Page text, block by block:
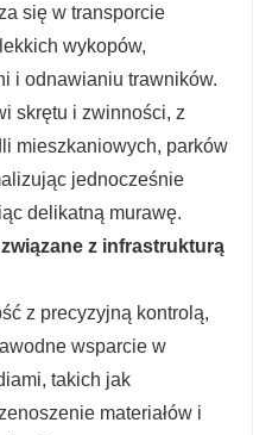
się w transporcie
wykopów,
i odnawianiu trawników.
skrętu i zwinności, z
mieszkaniowych, parków
jednocześnie
delikatną murawę.
z infrastrukturą
z precyzyjną kontrolą,
wsparcie w
takich jak
materiałów i